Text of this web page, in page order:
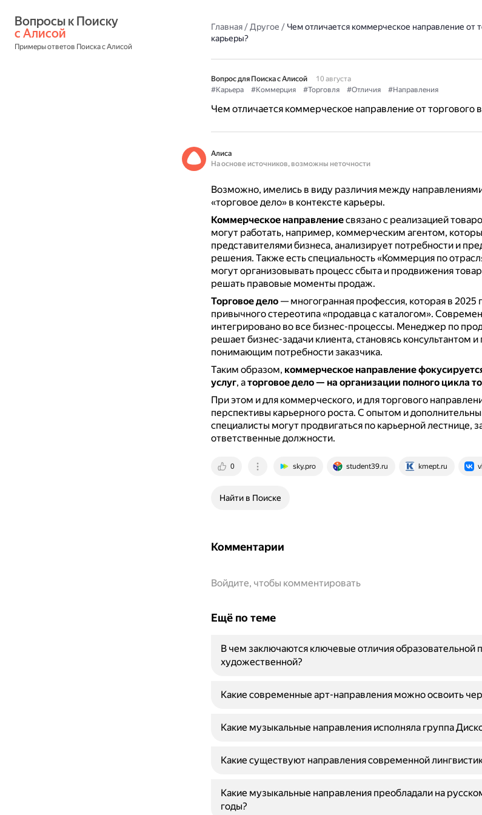
с Алисой
Примеры ответов Поиска с Алисой
Главная/Другое / Чем отличается коммерческое направление от
карьеры?
Вопрос для Поиска с Алисой
10 августа
#Карьера
#Коммерция #Торговля #Отличия #Направления
Чем отличается коммерческое направление от торгового
Алиса
На основе источников, возможны неточности
Возможно, имелись в виду различия между
«торговое дело» в контексте карьеры.
Коммерческое направлениесвязано с реализацией
могут работать, например, коммерческим агентом,
представителями бизнеса, анализирует потребности и
решения. Также есть специальность «Коммерция по
могут организовывать процесс сбыта и продвижения
решать правовые моменты продаж.
Торговое дело— многогранная профессия, которая в 2025
привычного стереотипа «продавца с каталогом».
интегрировано во все бизнес-процессы. Менеджер по
решает бизнес-задачи клиента, становясь консультантом
понимающим потребности заказчика.
Таким образом, коммерческое направление
услуг, аторговое дело — на организации полного цикла
При этом и для коммерческого, и для торгового
перспективы карьерного роста. С опытом и
специалисты могут продвигаться по карьерной лестнице,
ответственные должности.
0 sky.pro student39.ru kmept.ru
Найти в Поиске
Комментарии
Войдите, чтобы комментировать
Ещё по теме
В чем заключаются ключевые отличия образовательной
художественной?
Какие современные арт-направления можно освоить
Какие музыкальные направления исполняла группа
Какие существуют направления современной
Какие музыкальные направления преобладали на
годы?